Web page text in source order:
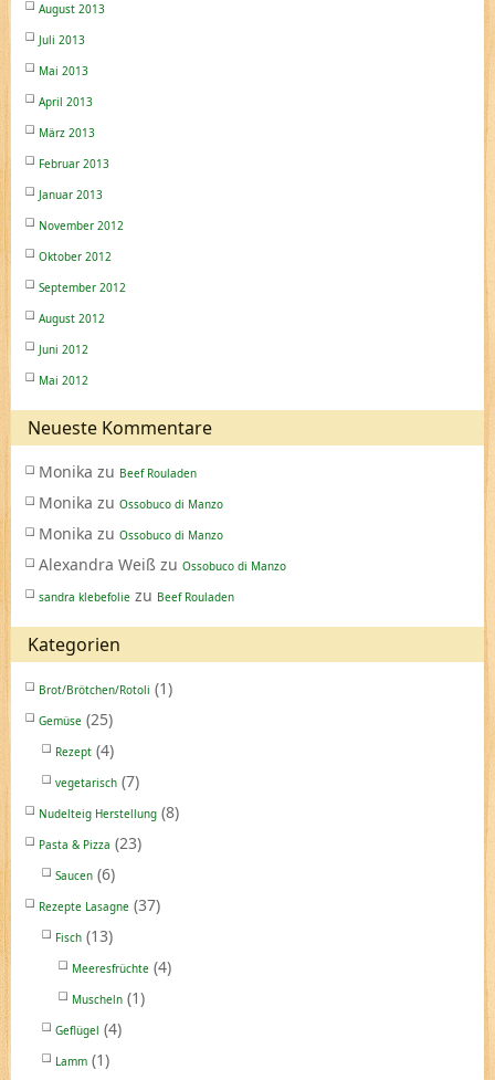
August 2013
Juli 2013
Mai 2013
April 2013
März 2013
Februar 2013
Januar 2013
November 2012
Oktober 2012
September 2012
August 2012
Juni 2012
Mai 2012
Neueste Kommentare
Monika zu Beef Rouladen
Monika zu Ossobuco di Manzo
Monika zu Ossobuco di Manzo
Alexandra Weiß zu Ossobuco di Manzo
sandra klebefolie zu Beef Rouladen
Kategorien
Brot/Brötchen/Rotoli (1)
Gemüse (25)
Rezept (4)
vegetarisch (7)
Nudelteig Herstellung (8)
Pasta & Pizza (23)
Saucen (6)
Rezepte Lasagne (37)
Fisch (13)
Meeresfrüchte (4)
Muscheln (1)
Geflügel (4)
Lamm (1)